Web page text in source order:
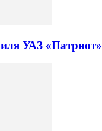
УАЗ «Патриот»